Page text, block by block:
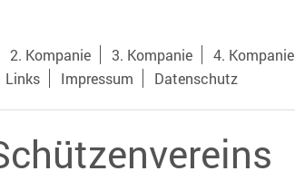
2. Kompanie 3. Kompanie
4. Kompanie
Links Impressum Datenschutz